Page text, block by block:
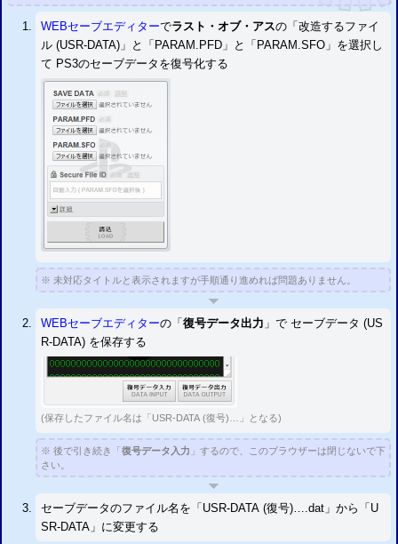
2018/05/16
「
PSPセーブエディター 」を公開しました。
2018/05/16
PSPセーブエディター掲示板
」を公開しました。
CYBER セーブエディター (
パッチコード改造掲示板は 3月に公開予定 )
2016/09/15
ペルソナ5」の 改造
2016/07/28
討鬼伝2 (Ver.1.00～1.04)
2016/06/30
スーパーロボット大戦OG ムーン・デュエラーズ
に対応しました。
セーブエディター掲示板
」のセーブデータは二重暗号化されていま
す。
RPGツクールVX／Aceセーブエディター
を公開
RPGツクールMVセーブエディター
ドラゴンズドグマ セーブデータ圧縮・解凍システム
セーブデータの解析方法 アドレス検索 セーブデータ比較
更新 対応タイトル追加「オーディンスフィア レイヴスラシル」 「ティアーズ・トゥ・ティアラII 覇
更新 アカウントID書換システム未対応だった一部タイトルに対応
／創生」 「ガンダムブレイカー」 「ガンダムブレイカー2」 「キングダムハーツ バース・バイ・スリープ」
ウントID の書き換えに対応しました。
更新 「第3次スーパーロボット大戦Z 時獄篇
更新 「
WEBセーブエディターでラスト・オブ・アスの「改造するファイ
ル (USR-DATA)」と「PARAM.PFD」と「PARAM.SFO」を選択し
て PS3のセーブデータを復号化する
※ 未対応タイトルと表示されますが手順通り進めれば問題ありません。
WEBセーブエディターの「 復号データ出力 」で セーブデータ (US
R-DATA) を保存する
(保存したファイル名は「USR-DATA (復号)…」となる)
※ 後で引き続き「 復号データ入力 」するので、このブラウザーは閉じないで下
さい。
セーブデータのファイル名を「USR-DATA (復号)….dat」から「U
SR-DATA」に変更する